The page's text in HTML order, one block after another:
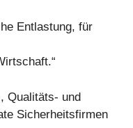
Entlastung, für
Qualitäts- und
Sicherheitsfirmen